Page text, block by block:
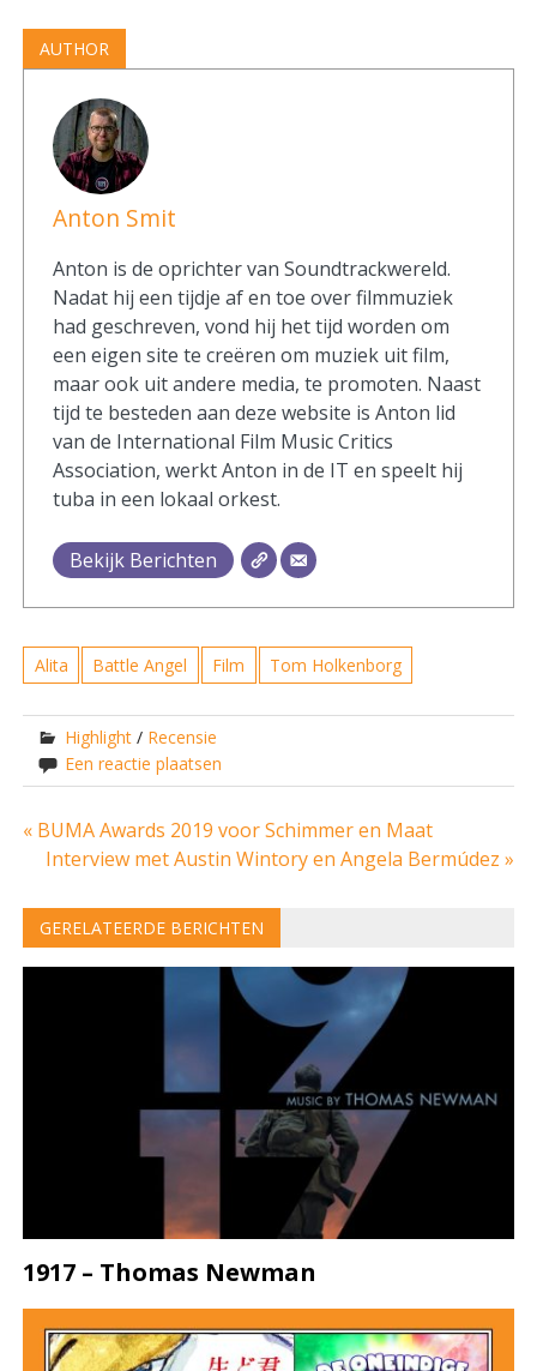
AUTHOR
Anton Smit
Anton is de oprichter van Soundtrackwereld.
Nadat hij een tijdje af en toe over filmmuziek
had geschreven, vond hij het tijd worden om
een eigen site te creëren om muziek uit film,
maar ook uit andere media, te promoten. Naast
tijd te besteden aan deze website is Anton lid
van de International Film Music Critics
Association, werkt Anton in de IT en speelt hij
tuba in een lokaal orkest.
Bekijk Berichten
Alita Battle Angel Film Tom Holkenborg
Highlight / Recensie
Een reactie plaatsen
Bericht
« BUMA Awards 2019 voor Schimmer en Maat
Interview met Austin Wintory en Angela Bermúdez »
GERELATEERDE BERICHTEN
1917 – Thomas Newman